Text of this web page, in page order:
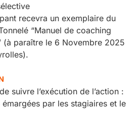
recevra un exemplaire du
“Manuel de coaching
(à paraître le 6 Novembre 2025
suivre l’exécution de l’action :
par les stagiaires et le